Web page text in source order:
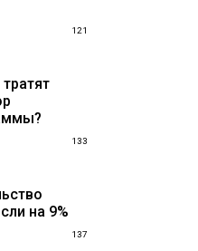
121
133
на 9%
137